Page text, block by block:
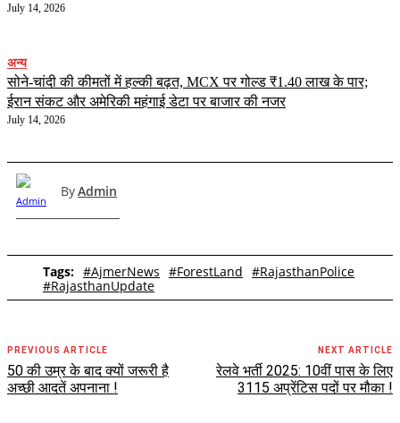
July 14, 2026
अन्य
सोने-चांदी की कीमतों में हल्की बढ़त, MCX पर गोल्ड ₹1.40 लाख के पार;
ईरान संकट और अमेरिकी महंगाई डेटा पर बाजार की नजर
July 14, 2026
ByAdmin
Tags: #AjmerNews #ForestLand #RajasthanPolice
#RajasthanUpdate
PREVIOUS ARTICLE
50 की उम्र के बाद क्यों जरूरी है
अच्छी आदतें अपनाना !
NEXT ARTICLE
रेलवे भर्ती 2025: 10वीं पास के लिए
3115 अप्रेंटिस पदों पर मौका !